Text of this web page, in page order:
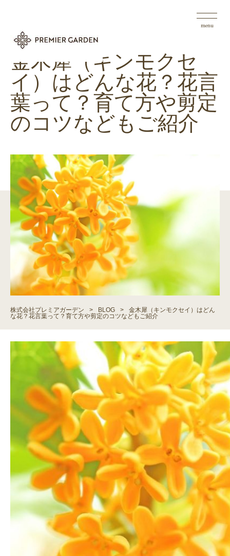
menu
金木犀（キンモクセ
イ）はどんな花？花言
葉って？育て方や剪定
のコツなどもご紹介
株式会社プレミアガーデン > BLOG >
金木犀（キンモクセイ）はどん
な花？花言葉って？育て方や剪定のコツなどもご紹介